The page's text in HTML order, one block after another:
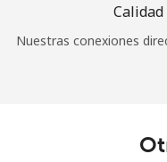
Nuestras conexiones